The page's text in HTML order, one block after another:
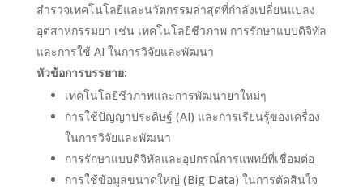
สำรวจเทคโนโลยีและนวัตกรรมล่าสุดที่กำลังเปลี่ยนแปลง
อุตสาหกรรมยา เช่น เทคโนโลยีชีวภาพ การรักษาแบบดิจิทัล
และการใช้ AI ในการวิจัยและพัฒนา
หัวข้อการบรรยาย:
เทคโนโลยีชีวภาพและการพัฒนายาใหม่ๆ
การใช้ปัญญาประดิษฐ์ (AI) และการเรียนรู้ของเครื่อง
ในการวิจัยและพัฒนา
การรักษาแบบดิจิทัลและอุปกรณ์การแพทย์ที่เชื่อมต่อ
การใช้ข้อมูลขนาดใหญ่ (Big Data) ในการตัดสินใจ